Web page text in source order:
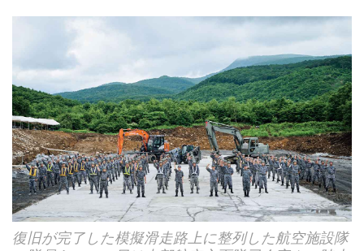
復旧が完了した模擬滑走路上に整列した航空施設隊